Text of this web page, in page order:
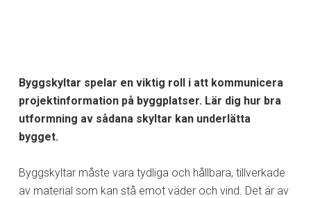
Byggskyltar spelar en viktig roll i att kommunicera
projektinformation på byggplatser. Lär dig hur bra
utformning av sådana skyltar kan underlätta
bygget.
Byggskyltar måste vara tydliga och hållbara, tillverkade
av material som kan stå emot väder och vind. Det är av